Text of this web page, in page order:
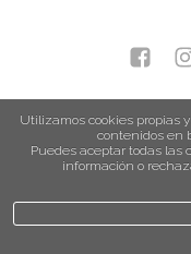
Utilizamos cookies propias
contenidos en
Puedes aceptar todas las
información o